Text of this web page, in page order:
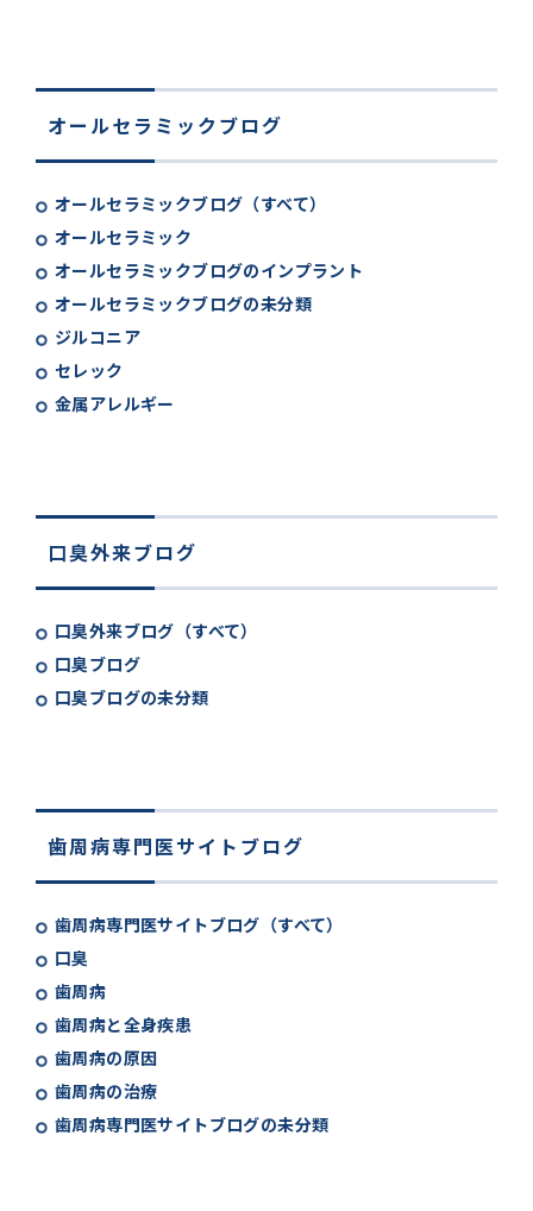
オールセラミックブログ
オールセラミックブログ（すべて）
オールセラミック
オールセラミックブログのインプラント
オールセラミックブログの未分類
ジルコニア
セレック
金属アレルギー
口臭外来ブログ
口臭外来ブログ（すべて）
口臭ブログ
口臭ブログの未分類
歯周病専門医サイトブログ
歯周病専門医サイトブログ（すべて）
口臭
歯周病
歯周病と全身疾患
歯周病の原因
歯周病の治療
歯周病専門医サイトブログの未分類